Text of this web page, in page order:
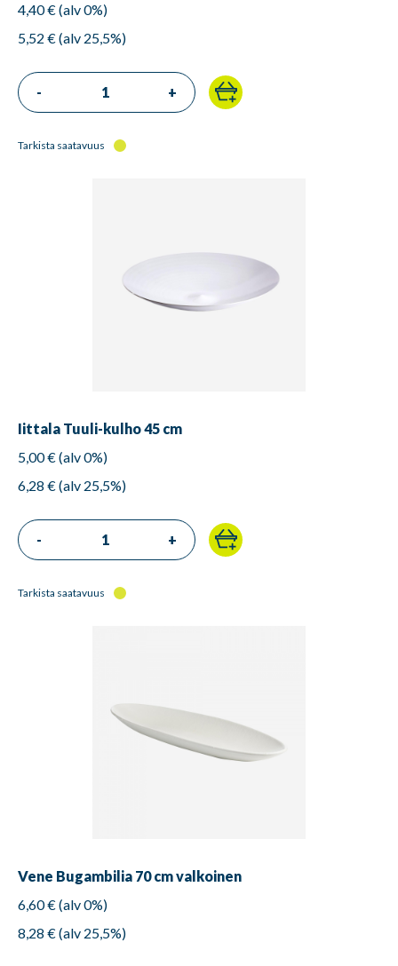
4,40 € (alv 0%)
5,52 € (alv 25,5%)
- +
Tarkista saatavuus
Iittala Tuuli-kulho 45 cm
5,00 € (alv 0%)
6,28 € (alv 25,5%)
- +
Tarkista saatavuus
Vene Bugambilia 70 cm valkoinen
6,60 € (alv 0%)
8,28 € (alv 25,5%)